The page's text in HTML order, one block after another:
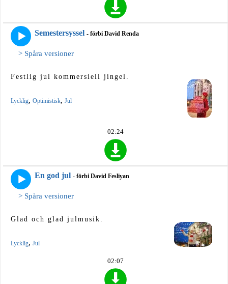
Semestersyssel - förbi David Renda
> Spåra versioner
Festlig jul kommersiell jingel.
Lycklig, Optimistisk, Jul
02:24
En god jul - förbi David Fesliyan
> Spåra versioner
Glad och glad julmusik.
Lycklig, Jul
02:07